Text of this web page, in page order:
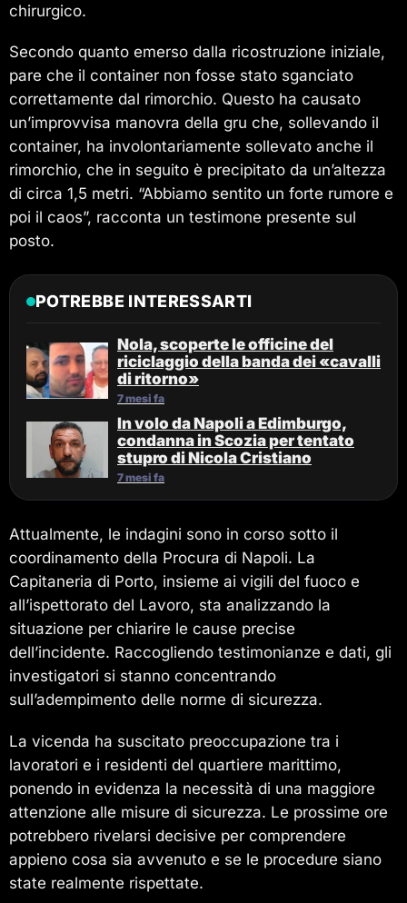
chirurgico.
Secondo quanto emerso dalla ricostruzione iniziale,
pare che il container non fosse stato sganciato
correttamente dal rimorchio. Questo ha causato
un’improvvisa manovra della gru che, sollevando il
container, ha involontariamente sollevato anche il
rimorchio, che in seguito è precipitato da un’altezza
di circa 1,5 metri. “Abbiamo sentito un forte rumore e
poi il caos”, racconta un testimone presente sul
posto.
POTREBBE INTERESSARTI
Nola, scoperte le officine del
riciclaggio della banda dei «cavalli
di ritorno»
7 mesi fa
In volo da Napoli a Edimburgo,
condanna in Scozia per tentato
stupro di Nicola Cristiano
7 mesi fa
Attualmente, le indagini sono in corso sotto il
coordinamento della Procura di Napoli. La
Capitaneria di Porto, insieme ai vigili del fuoco e
all’ispettorato del Lavoro, sta analizzando la
situazione per chiarire le cause precise
dell’incidente. Raccogliendo testimonianze e dati, gli
investigatori si stanno concentrando
sull’adempimento delle norme di sicurezza.
La vicenda ha suscitato preoccupazione tra i
lavoratori e i residenti del quartiere marittimo,
ponendo in evidenza la necessità di una maggiore
attenzione alle misure di sicurezza. Le prossime ore
potrebbero rivelarsi decisive per comprendere
appieno cosa sia avvenuto e se le procedure siano
state realmente rispettate.